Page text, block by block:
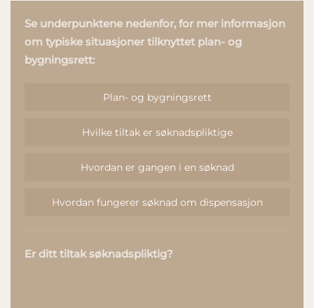
Se underpunktene nedenfor, for mer informasjon
om typiske situasjoner tilknyttet plan- og
bygningsrett:
Plan- og bygningsrett
Hvilke tiltak er søknadspliktige
Hvordan er gangen i en søknad
Hvordan fungerer søknad om dispensasjon
Er ditt tiltak søknadspliktig?